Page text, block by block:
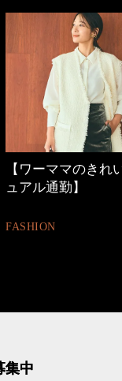
【ワーママのきれ
ュアル通勤】
FASHION
集中